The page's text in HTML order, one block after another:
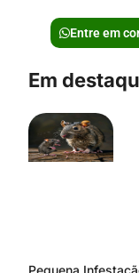
Entre em
Em
Pequena